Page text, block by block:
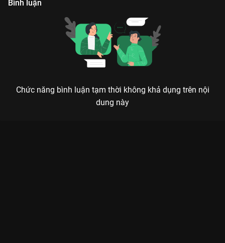
Bình luận
Chức năng bình luận tạm thời không khả dụng trên nội
dung này